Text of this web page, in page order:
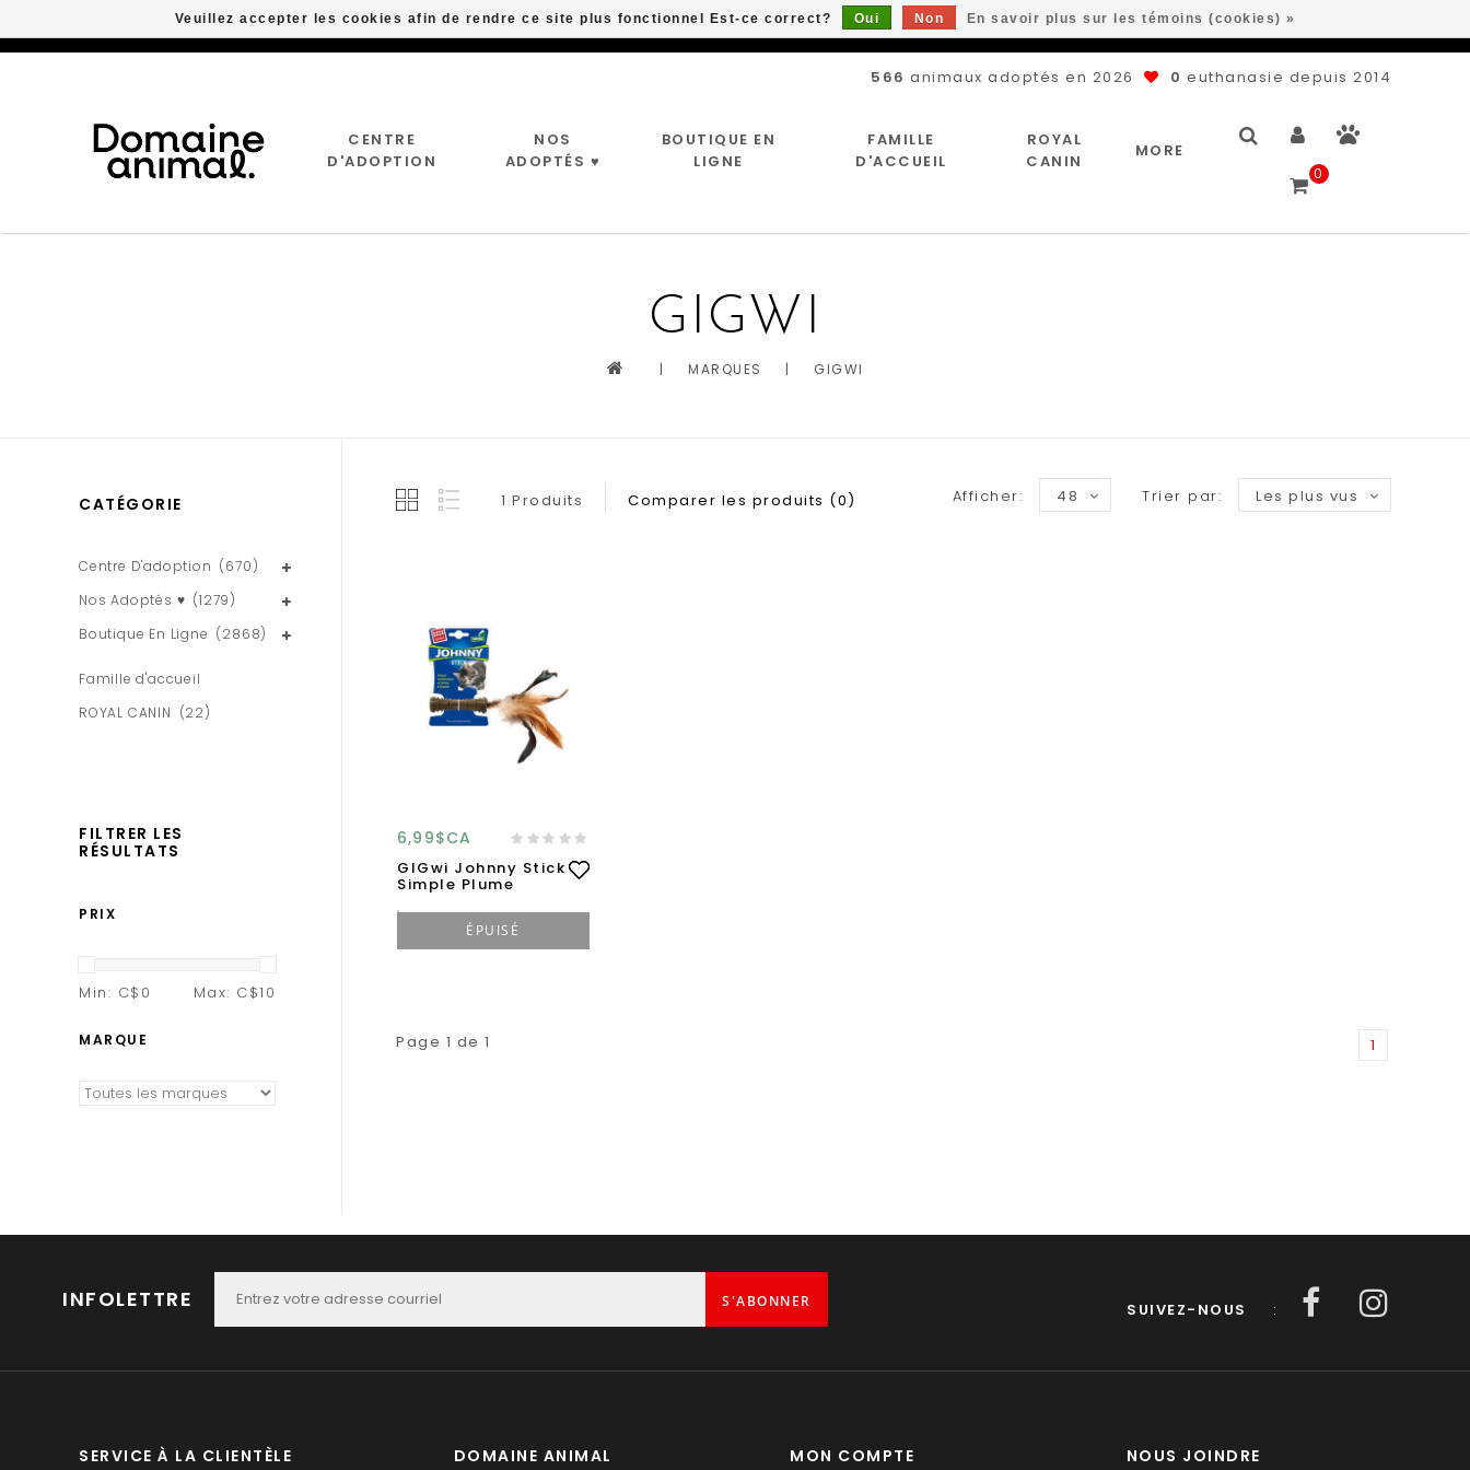
566 animaux adoptés en 2026 0 euthanasie depuis 2014
CENTRE
D'ADOPTION
NOS
ADOPTÉS ♥
BOUTIQUE EN
LIGNE
FAMILLE
D'ACCUEIL
ROYAL
CANIN
MORE
0
GIGWI
| MARQUES | GIGWI
CATÉGORIE
Centre D'adoption (670)
Nos Adoptés ♥ (1279)
Boutique En Ligne (2868)
Famille d'accueil
ROYAL CANIN (22)
FILTRER LES
RÉSULTATS
PRIX
Min: C$ 0 Max: C$10
MARQUE
1 Produits Comparer les produits (0) Trier par: Les plus vus
Afficher: 48
6,99$CA
GIGwi Johnny Stick
Simple Plume
ÉPUISÉ
Page 1 de 1 1
INFOLETTRE S'ABONNER SUIVEZ-NOUS :
SERVICE À LA CLIENTÈLE DOMAINE ANIMAL MON COMPTE NOUS JOINDRE
Veuillez accepter les cookies afin de rendre ce site plus fonctionnel Est-ce correct? Oui Non En savoir plus sur les témoins (cookies) »
Livraison gratuite à partir de 89$*